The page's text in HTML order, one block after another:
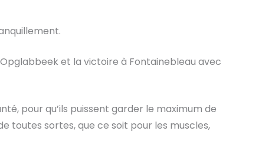
et la victoire à Fontainebleau avec
pour qu’ils puissent garder le maximum de
toutes sortes, que ce soit pour les muscles,